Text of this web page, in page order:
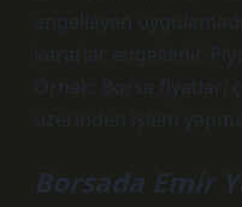
engelleyen
kararlar engellenir.
Örnek: Borsa fiyatları
üzerinden işlem
Borsada Emir